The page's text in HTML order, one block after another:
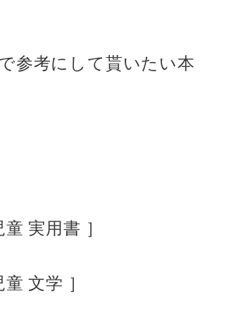
参考にして貰いたい本
実用書 ］
文学 ］